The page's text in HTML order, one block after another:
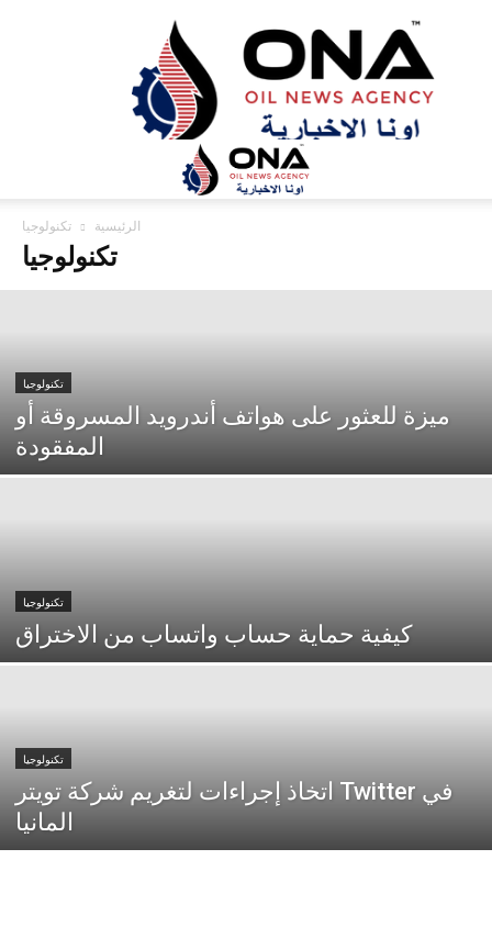
ONA™
NEWS
/
أونا
الاخبارية
الرئيسية تكنولوجيا
تكنولوجيا
تكنولوجيا
ميزة للعثور على هواتف أندرويد المسروقة أو
المفقودة
تكنولوجيا
كيفية حماية حساب واتساب من الاختراق
تكنولوجيا
اتخاذ إجراءات لتغريم شركة تويتر Twitter في
المانيا